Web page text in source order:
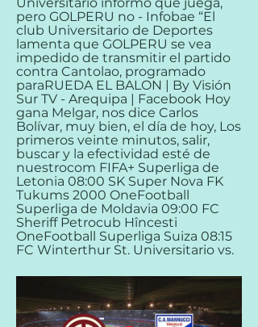
pero GOLPERU no - Infobae “El
club Universitario de Deportes
lamenta que GOLPERU se vea
impedido de transmitir el partido
contra Cantolao, programado
paraRUEDA EL BALON | By Visión
Sur TV - Arequipa | Facebook Hoy
gana Melgar, nos dice Carlos
Bolívar, muy bien, el día de hoy, Los
primeros veinte minutos, salir,
buscar y la efectividad esté de
nuestrocom FIFA+ Superliga de
Letonia 08:00 SK Super Nova FK
Tukums 2000 OneFootball
Superliga de Moldavia 09:00 FC
Sheriff Petrocub Hîncesti
OneFootball Superliga Suiza 08:15
FC Winterthur St. Universitario vs.